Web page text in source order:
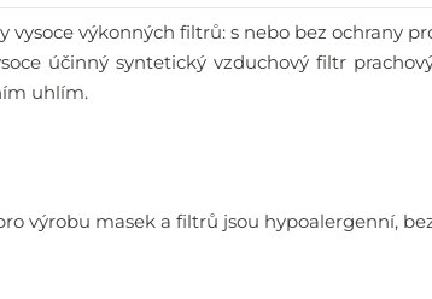
vysoce výkonných filtrů: s nebo bez ochrany
účinný syntetický vzduchový filtr
uhlím.
výrobu masek a filtrů jsou hypoalergenní,